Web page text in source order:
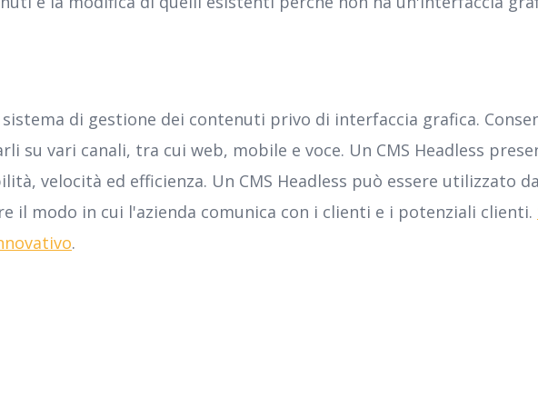
sistema di gestione dei contenuti privo di interfaccia grafica.
su vari canali, tra cui web, mobile e voce. Un CMS Headless
velocità ed efficienza. Un CMS Headless può essere utilizzato
il modo in cui l'azienda comunica con i clienti e i potenziali clienti.
.